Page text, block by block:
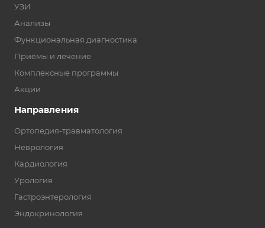
УЗИ
Анализы
Функциональная диагностика
Приёмы и лечение
Комплексные программы
Акции
Направления
Ортопедия-травматология
Неврология
Кардиология
Урология
Гастроэнтерология
Эндокринология